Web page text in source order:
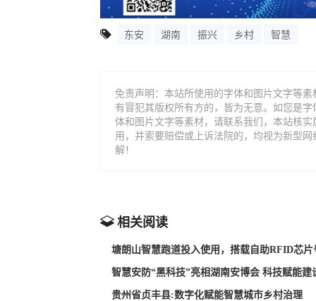
东安 湖南 振兴 乡村 智慧
免责声明：本站所使用的字体和图片文字等
有冒犯其版权所有方的，皆为无意。如您是
体和图片文字等素材，请联系我们，本站核
用，并索要赔偿或上诉法院的，均视为新型
解！
相关阅读
塘朗山智慧跑道投入使用，搭载自助RFID芯片
智慧安防“黑科技”亮相湖南安博会 科技赋能建
贵州省贞丰县:数字化赋能智慧城市乡村治理